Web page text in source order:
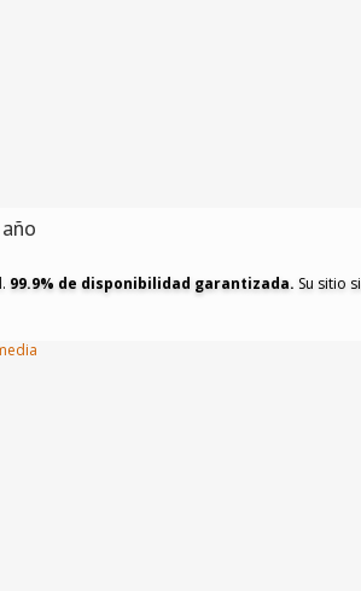
99.9% de disponibilidad garantizada. Su sitio